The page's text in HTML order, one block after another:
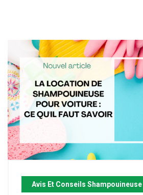
Avis Et Conseils Shampouineuse